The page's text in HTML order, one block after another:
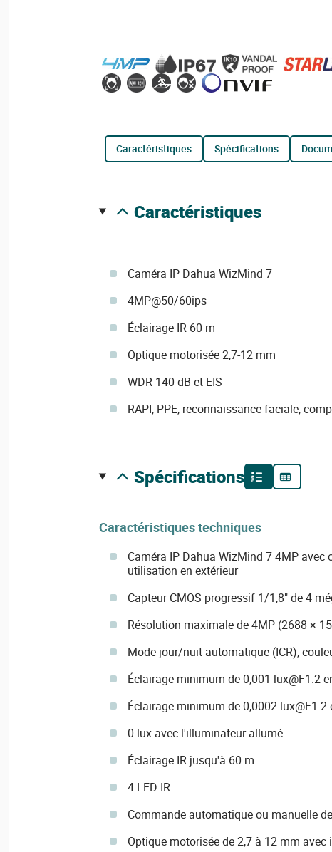
caractéristiques spécifications
caractéristiques
Caméra IP Dahua WizMind 7
4MP@50/60ips
Éclairage IR 60 m
Optique motorisée 2,7-12 mm
WDR 140 dB et EIS
RAPI, PPE, reconnaissance faciale,
spécifications
Caractéristiques techniques
Caméra IP Dahua WizMind 7 4MP avec
utilisation en extérieur
Capteur CMOS progressif 1/1,8" de 4
Résolution maximale de 4MP (2688 ×
Mode jour/nuit automatique (ICR),
Éclairage minimum de 0,001 lux@F1.2
Éclairage minimum de 0,0002 lux@F1.2
0 lux avec l'illuminateur allumé
Éclairage IR jusqu'à 60 m
4 LED IR
Commande automatique ou manuelle
Optique motorisée de 2,7 à 12 mm